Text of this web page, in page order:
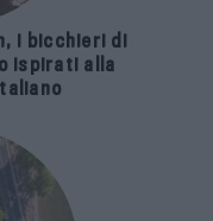
i bicchieri di
ispirati alla